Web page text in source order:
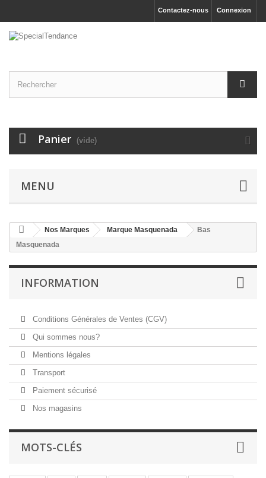
Connexion
Contactez-nous
Panier (vide)
MENU
Nos Marques Marque Masquenada
Bas
Masquenada
INFORMATION
Conditions Générales de Ventes (CGV)
Qui sommes nous?
Mentions légales
Transport
Paiement sécurisé
Nos magasins
MOTS-CLÉS